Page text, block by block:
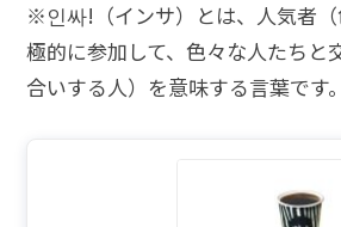
※인싸!（インサ）とは、人気者
極的に参加して、色々な人たちと
合いする人）を意味する言葉です。